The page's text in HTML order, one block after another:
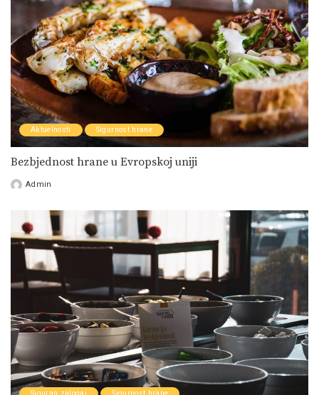
Aktuelnosti Sigurnost hrane
Bezbjednost hrane u Evropskoj uniji
PostedAdmin